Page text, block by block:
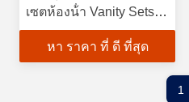
เซตห้องน้ํา Vanity Sets
สําหรับห้องน้ํา
หา ราคา ที่ ดี ที่สุด
1